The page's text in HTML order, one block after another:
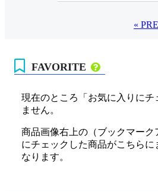
«
FAVORITE
現在のところ「お気に入りに
ません。
商品画像右上の（ブックマー
にチェックした商品がこちら
なります。